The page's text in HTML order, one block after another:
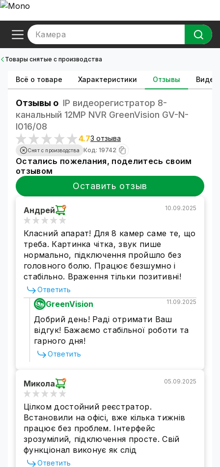
Камера
Товары снятые с производства
Всё о товаре Характеристики Отзывы Видео
Отзывы о IP видеорегистратор 8-
канальный 12MP NVR GreenVision GV-N-
I016/08
4.73 отзыва
Снят с производства Код: 19742
Остались пожелания, поделитесь своим
отзывом
Оставить отзыв
Андрей 10.09.2025
Класний апарат! Для 8 камер саме те, що
треба. Картинка чітка, звук пише
нормально, підключення пройшло без
головного болю. Працює безшумно і
стабільно. Враження тільки позитивні!
Ответить
GreenVision 11.09.2025
Добрий день! Раді отримати Ваш
відгук! Бажаємо стабільної роботи та
гарного дня!
Ответить
Микола 05.09.2025
Цілком достойний реєстратор.
Встановили на офісі, вже кілька тижнів
працює без проблем. Інтерфейс
зрозумілий, підключення просте. Свій
функціонал виконує як слід
Ответить